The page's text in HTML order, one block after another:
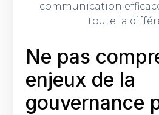
communication
toute la
Ne pas
enjeux de la
gouvernance